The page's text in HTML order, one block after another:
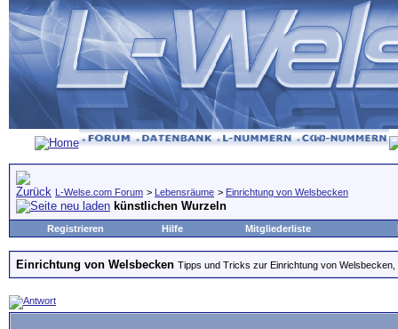
L-Welse.com Forum > Lebensräume > Einrichtung von Welsbecken
künstlichen Wurzeln
Registrieren Hilfe Mitgliederliste
Einrichtung von Welsbecken Tipps und Tricks zur Einrichtung von